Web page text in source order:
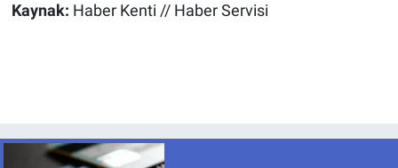
Kaynak: Haber Kenti // Haber Servisi